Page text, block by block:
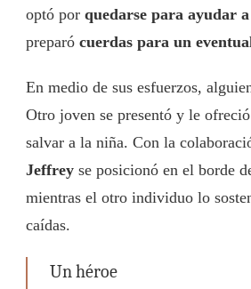
optó por quedarse para ayudar
preparó cuerdas para un
En medio de sus esfuerzos,
Otro joven se presentó y le
salvar a la niña. Con la
Jeffrey se posicionó en el borde
mientras el otro individuo lo
caídas.
Un héroe